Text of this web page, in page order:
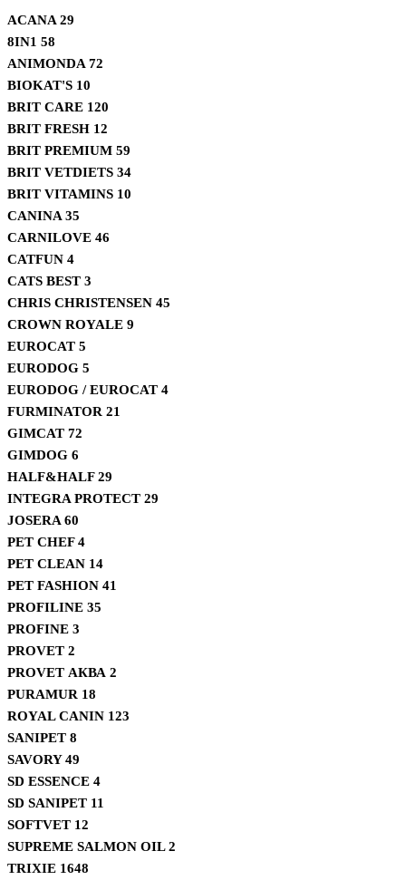
ACANA 29
8IN1 58
ANIMONDA 72
BIOKAT'S 10
BRIT CARE 120
BRIT FRESH 12
BRIT PREMIUM 59
BRIT VETDIETS 34
BRIT VITAMINS 10
CANINA 35
CARNILOVE 46
CATFUN 4
CATS BEST 3
CHRIS CHRISTENSEN 45
CROWN ROYALE 9
EUROCAT 5
EURODOG 5
EURODOG / EUROCAT 4
FURMINATOR 21
GIMCAT 72
GIMDOG 6
HALF&HALF29
INTEGRA PROTECT 29
JOSERA 60
PET CHEF4
PET CLEAN 14
PET FASHION 41
PROFILINE 35
PROFINE 3
PROVET 2
PROVET АКВА 2
PURAMUR 18
ROYAL CANIN 123
SANIPET 8
SAVORY49
SD ESSENCE 4
SD SANIPET 11
SOFTVET 12
SUPREME SALMON OIL2
TRIXIE 1648